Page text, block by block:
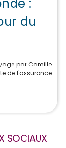
:
du
par Camille
de l'assurance
SOCIAUX